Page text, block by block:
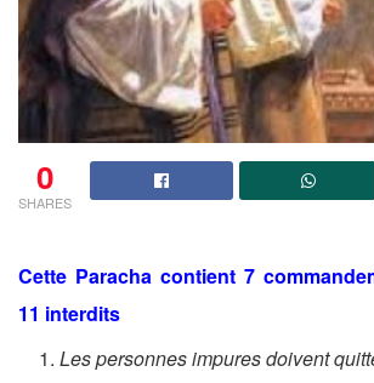
0
SHARES
Cette Paracha contient 7
11 interdits
Les personnes impures doivent